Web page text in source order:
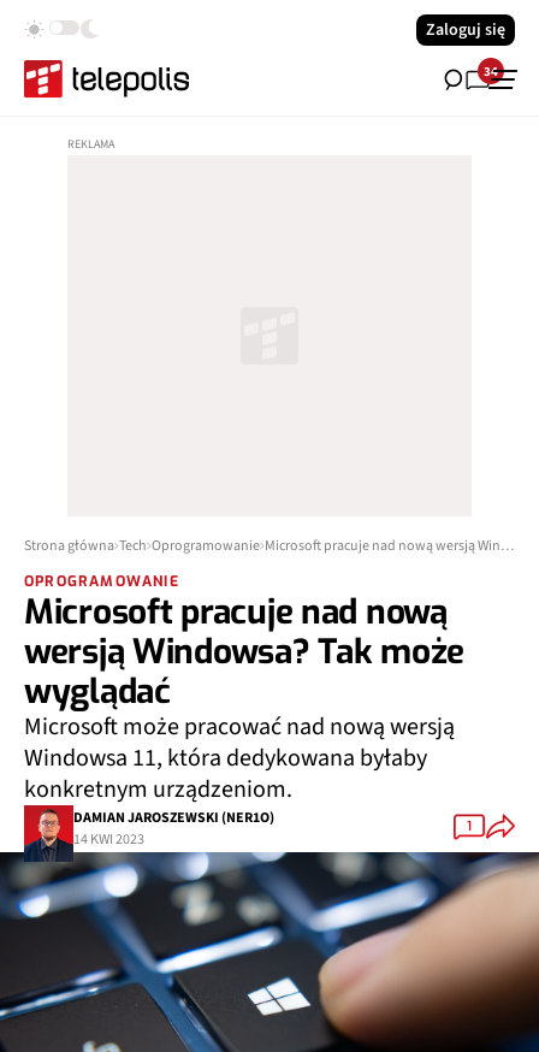
Zaloguj się
34
Strona główna Tech Oprogramowanie Microsoft pracuje nad nową wersją Windowsa? Tak może wyglądać
OPROGRAMOWANIE
Microsoft pracuje nad nową
wersją Windowsa? Tak może
wyglądać
Microsoft może pracować nad nową wersją
Windowsa 11, która dedykowana byłaby
konkretnym urządzeniom.
DAMIAN JAROSZEWSKI (NER1O)
14 KWI 2023
1